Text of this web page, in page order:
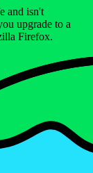
and isn't
upgrade to a
Firefox.